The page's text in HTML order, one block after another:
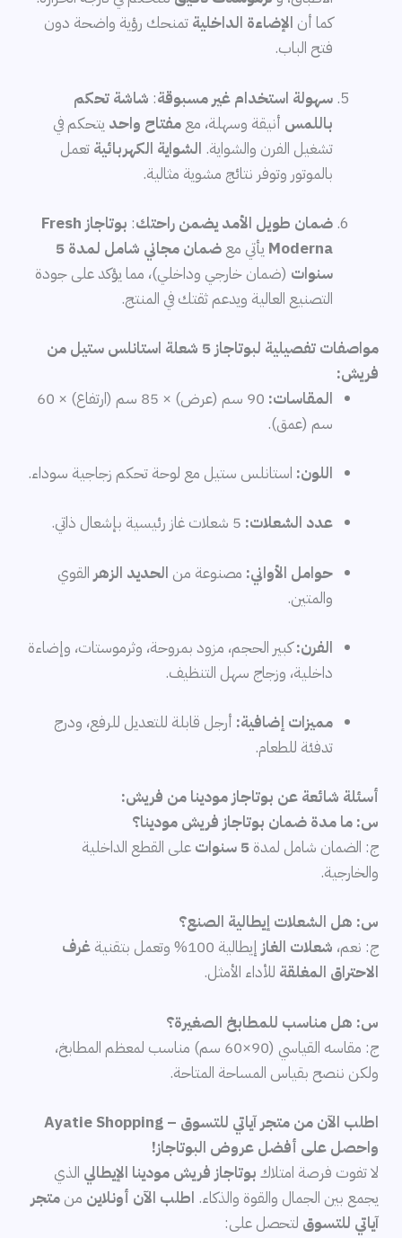
كما أن الإضاءة الداخلية تمنحك رؤية واضحة دون
فتح الباب.
سهولة استخدام غير مسبوقة: شاشة تحكم
باللمس أنيقة وسهلة، معمفتاح واحد يتحكم في
تشغيل الفرن والشواية. الشواية الكهربائية تعمل
بالموتور وتوفر نتائج مشوية مثالية.
ضمان طويل الأمد يضمن راحتك:
بوتاجاز Fresh
Moderna يأتي مع
ضمان مجاني شامل لمدة 5
سنوات (ضمان خارجي وداخلي)، مما يؤكد على جودة
التصنيع العالية ويدعم ثقتك في المنتج.
مواصفات تفصيلية لبوتاجاز 5 شعلة استانلس ستيل من
فريش:
المقاسات:
90 سم (عرض) × 85 سم (ارتفاع) × 60
سم (عمق).
اللون: استانلس ستيل مع لوحة تحكم زجاجية سوداء.
عدد الشعلات:
حوامل الأواني: مصنوعة من الحديد الزهر القوي
والمتين.
الفرن:كبير الحجم، مزود بمروحة، وثرموستات، وإضاءة
داخلية، وزجاج سهل التنظيف.
مميزات إضافية: أرجل قابلة للتعديل للرفع، ودرج
تدفئة للطعام.
أسئلة شائعة عن بوتاجاز مودينا من فريش:
س: ما مدة ضمان بوتاجاز فريش مودينا؟
ج: الضمان شامل لمدة5 سنوات
على القطع الداخلية
والخارجية.
س: هل الشعلات إيطالية الصنع؟
ج: نعم، شعلات الغازإيطالية 100% وتعمل بتقنية
غرف
الاحتراق المغلقة للأداء الأمثل.
س: هل مناسب للمطابخ الصغيرة؟
ج: مقاسه القياسي (90×60 سم) مناسب لمعظم المطابخ،
ولكن ننصح بقياس المساحة المتاحة.
اطلب الآن من متجر آياتي للتسوق – Ayatie Shopping
واحصل على أفضل عروض البوتاجاز!
لا تفوت فرصة امتلاك بوتاجاز فريش مودينا الإيطالي الذي
يجمع بين الجمال والقوة والذكاء. اطلب الآن أونلاين منمتجر
آياتي للتسوق لتحصل على: